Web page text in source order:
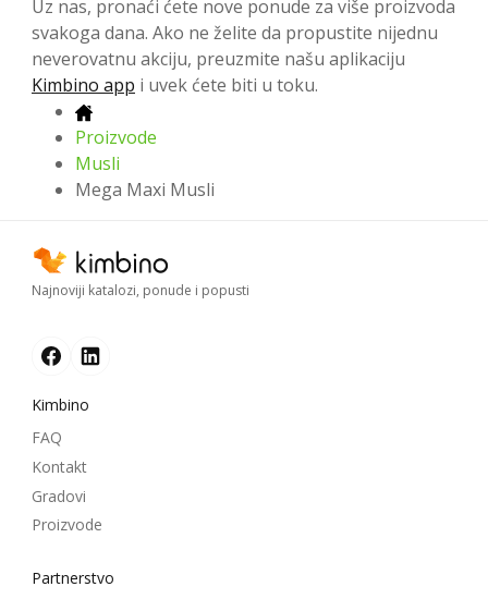
Uz nas, pronaći ćete nove ponude za više proizvoda
svakoga dana. Ako ne želite da propustite nijednu
neverovatnu akciju, preuzmite našu aplikaciju
Kimbino app i uvek ćete biti u toku.
Proizvode
Musli
Mega Maxi Musli
Najnoviji katalozi, ponude i popusti
Kimbino
FAQ
Kontakt
Gradovi
Proizvode
Partnerstvo